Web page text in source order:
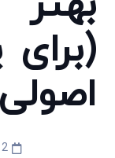
2 سال پیش